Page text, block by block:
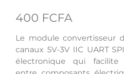
400 FCFA
Le module convertisseur
canaux 5V-3V IIC UART
électronique qui facilite